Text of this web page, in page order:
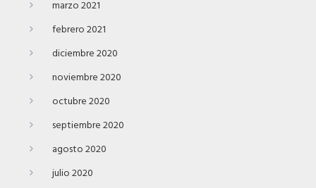
marzo 2021
febrero 2021
diciembre 2020
noviembre 2020
octubre 2020
septiembre 2020
agosto 2020
julio 2020